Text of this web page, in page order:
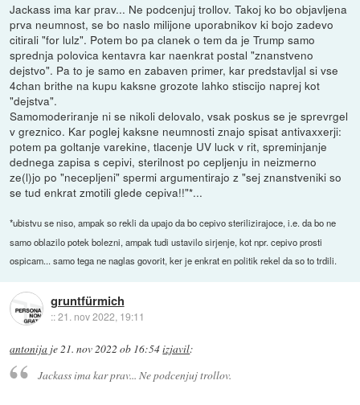
Jackass ima kar prav... Ne podcenjuj trollov. Takoj ko bo objavljena
prva neumnost, se bo naslo milijone uporabnikov ki bojo zadevo
citirali "for lulz". Potem bo pa clanek o tem da je Trump samo
sprednja polovica kentavra kar naenkrat postal "znanstveno
dejstvo". Pa to je samo en zabaven primer, kar predstavljal si vse
4chan brithe na kupu kaksne grozote lahko stiscijo naprej kot
"dejstva".
Samomoderiranje ni se nikoli delovalo, vsak poskus se je sprevrgel
v greznico. Kar poglej kaksne neumnosti znajo spisat antivaxxerji:
potem pa goltanje varekine, tlacenje UV luck v rit, spreminjanje
dednega zapisa s cepivi, sterilnost po cepljenju in neizmerno
ze(l)jo po "necepljeni" spermi argumentirajo z "sej znanstveniki so
se tud enkrat zmotili glede cepiva!!"*...
*ubistvu se niso, ampak so rekli da upajo da bo cepivo sterilizirajoce, i.e. da bo ne
samo oblazilo potek bolezni, ampak tudi ustavilo sirjenje, kot npr. cepivo prosti
ospicam... samo tega ne naglas govorit, ker je enkrat en politik rekel da so to trdili.
gruntfürmich
::21. nov 2022, 19:11
antonija je21. nov 2022 ob 16:54izjavil:
Jackass ima kar prav... Ne podcenjuj trollov.